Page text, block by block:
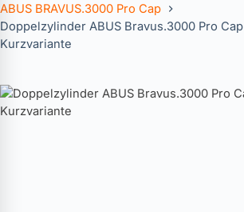
ABUS BRAVUS.3000 Pro Cap
Doppelzylinder ABUS Bravus.3000 Pro Cap
Kurzvariante